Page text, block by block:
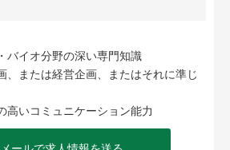
バイオ分野の深い専門知識
、または経営企画、またはそれに準じ
高いコミュニケーション能力